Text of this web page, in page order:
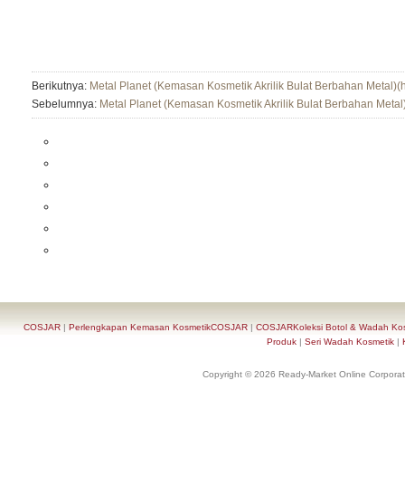
Berikutnya: Metal Planet (Kemasan Kosmetik Akrilik Bulat Berbahan
Sebelumnya: Metal Planet (Kemasan Kosmetik Akrilik Bulat Berbahan
COSJAR| Perlengkapan Kemasan KosmetikCOSJAR| COSJARKoleksi Botol & Wadah
Produk | Seri Wadah Kosmetik |
Copyright © 2026 Ready-Market Online